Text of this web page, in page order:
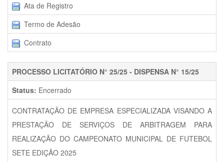
Ata de Registro
Termo de Adesão
Contrato
PROCESSO LICITATÓRIO N° 25/25 - DISPENSA N° 15/25
Status: Encerrado
CONTRATAÇÃO DE EMPRESA ESPECIALIZADA VISANDO A
PRESTAÇÃO DE SERVIÇOS DE ARBITRAGEM PARA
REALIZAÇÃO DO CAMPEONATO MUNICIPAL DE FUTEBOL
SETE EDIÇÃO 2025